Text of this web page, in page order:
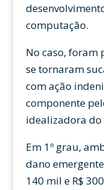
computação.
No caso, foram
se tornaram
com ação
componente
idealizadora
Em 1º grau,
dano
140 mil e R$